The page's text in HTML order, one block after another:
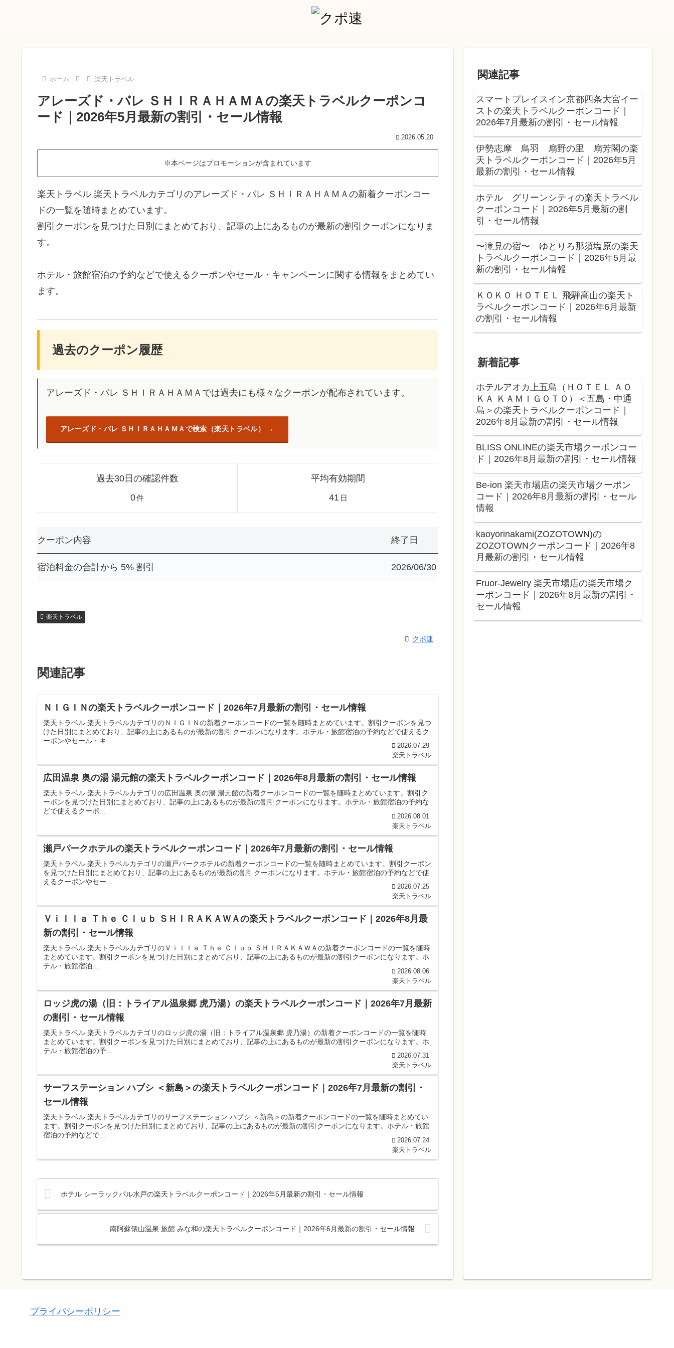
ホーム 楽天トラベル
アレーズド・バレ ＳＨＩＲＡＨＡＭＡの楽天トラベルクーポンコ
ード｜2026年5月最新の割引・セール情報
2026.05.20
※本ページはプロモーションが含まれています
楽天トラベル 楽天トラベルカテゴリのアレーズド・バレ ＳＨＩＲＡＨＡＭＡの新着クーポンコー
ドの一覧を随時まとめています。
割引クーポンを見つけた日別にまとめており、記事の上にあるものが最新の割引クーポンになりま
す。
ホテル・旅館宿泊の予約などで使えるクーポンやセール・キャンペーンに関する情報をまとめてい
ます。
過去のクーポン履歴
アレーズド・バレ ＳＨＩＲＡＨＡＭＡでは過去にも様々なクーポンが配布されています。
アレーズド・バレ ＳＨＩＲＡＨＡＭＡで検索（楽天トラベル）
過去30日の確認件数
0件
平均有効期間
41 日
クーポン内容 終了日
宿泊料金の合計から 5% 割引 2026/06/30
楽天トラベル
クポ速
関連記事
ＮＩＧＩＮの楽天トラベルクーポンコード｜2026年7月最新の割引・セール情報
楽天トラベル 楽天トラベルカテゴリのＮＩＧＩＮの新着クーポンコードの一覧を随時まとめています。割引クーポンを見つ
けた日別にまとめており、記事の上にあるものが最新の割引クーポンになります。ホテル・旅館宿泊の予約などで使えるク
ーポンやセール・キ...
2026.07.29
楽天トラベル
広田温泉 奥の湯 湯元館の楽天トラベルクーポンコード｜2026年8月最新の割引・セール情報
楽天トラベル 楽天トラベルカテゴリの広田温泉 奥の湯 湯元館の新着クーポンコードの一覧を随時まとめています。割引ク
ーポンを見つけた日別にまとめており、記事の上にあるものが最新の割引クーポンになります。ホテル・旅館宿泊の予約な
どで使えるクーポ...
2026.08.01
楽天トラベル
瀬戸パークホテルの楽天トラベルクーポンコード｜2026年7月最新の割引・セール情報
楽天トラベル 楽天トラベルカテゴリの瀬戸パークホテルの新着クーポンコードの一覧を随時まとめています。割引クーポン
を見つけた日別にまとめており、記事の上にあるものが最新の割引クーポンになります。ホテル・旅館宿泊の予約などで使
えるクーポンやセー...
2026.07.25
楽天トラベル
Ｖｉｌｌａ Ｔｈｅ Ｃｌｕｂ ＳＨＩＲＡＫＡＷＡの楽天トラベルクーポンコード｜2026年8月最
新の割引・セール情報
楽天トラベル 楽天トラベルカテゴリのＶｉｌｌａ Ｔｈｅ Ｃｌｕｂ ＳＨＩＲＡＫＡＷＡの新着クーポンコードの一覧を随時
まとめています。割引クーポンを見つけた日別にまとめており、記事の上にあるものが最新の割引クーポンになります。ホ
テル・旅館宿泊...
2026.08.06
楽天トラベル
ロッジ虎の湯（旧：トライアル温泉郷 虎乃湯）の楽天トラベルクーポンコード｜2026年7月最新
の割引・セール情報
楽天トラベル 楽天トラベルカテゴリのロッジ虎の湯（旧：トライアル温泉郷 虎乃湯）の新着クーポンコードの一覧を随時
まとめています。割引クーポンを見つけた日別にまとめており、記事の上にあるものが最新の割引クーポンになります。ホ
テル・旅館宿泊の予...
2026.07.31
楽天トラベル
サーフステーション ハブシ ＜新島＞の楽天トラベルクーポンコード｜2026年7月最新の割引・
セール情報
楽天トラベル 楽天トラベルカテゴリのサーフステーション ハブシ ＜新島＞の新着クーポンコードの一覧を随時まとめてい
ます。割引クーポンを見つけた日別にまとめており、記事の上にあるものが最新の割引クーポンになります。ホテル・旅館
宿泊の予約などで...
2026.07.24
楽天トラベル
ホテル シーラックパル水戸の楽天トラベルクーポンコード｜2026年5月最新の割引・セール情報
南阿蘇俵山温泉 旅館 みな和の楽天トラベルクーポンコード｜2026年6月最新の割引・セール情報
関連記事
スマートプレイスイン京都四条大宮イー
ストの楽天トラベルクーポンコード｜
2026年7月最新の割引・セール情報
伊勢志摩 鳥羽 扇野の里 扇芳閣の楽
天トラベルクーポンコード｜2026年5月
最新の割引・セール情報
ホテル グリーンシティの楽天トラベル
クーポンコード｜2026年5月最新の割
引・セール情報
〜滝見の宿〜 ゆとりろ那須塩原の楽天
トラベルクーポンコード｜2026年5月最
新の割引・セール情報
ＫＯＫＯ ＨＯＴＥＬ 飛騨高山の楽天ト
ラベルクーポンコード｜2026年6月最新
の割引・セール情報
新着記事
ホテルアオカ上五島（ＨＯＴＥＬ ＡＯ
ＫＡ ＫＡＭＩＧＯＴＯ）＜五島・中通
島＞の楽天トラベルクーポンコード｜
2026年8月最新の割引・セール情報
BLISS ONLINEの楽天市場クーポンコー
ド｜2026年8月最新の割引・セール情報
Be-ion 楽天市場店の楽天市場クーポン
コード｜2026年8月最新の割引・セール
情報
kaoyorinakami(ZOZOTOWN)の
ZOZOTOWNクーポンコード｜2026年8
月最新の割引・セール情報
Fruor-Jewelry 楽天市場店の楽天市場ク
ーポンコード｜2026年8月最新の割引・
セール情報
プライバシーポリシー